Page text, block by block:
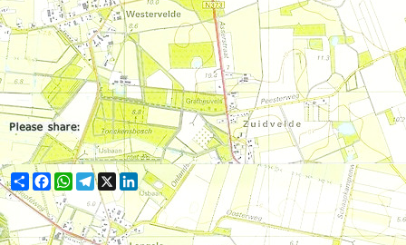
ShareFacebookWhatsApp
Telegram
X LinkedIn